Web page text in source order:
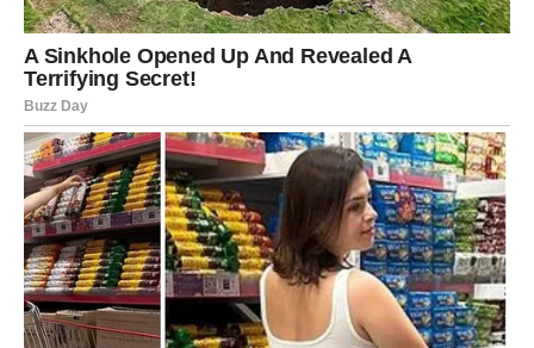
RAK
Emotivna vrata se širom otvaraju
Rakovi su među onima koji će najjače osetiti energiju
ovog dana. Emocije koje ste dugo čuvali sada traže izlaz.
10. januar vam donosi priliku da
zacelite staru ranui
započnete novo poglavlje u ljubavi.
Porodični odnosi se popravljaju, a mnogi Rakovi dobijaju
potvrdu da su voljeni više nego što su mislili. Ako ste